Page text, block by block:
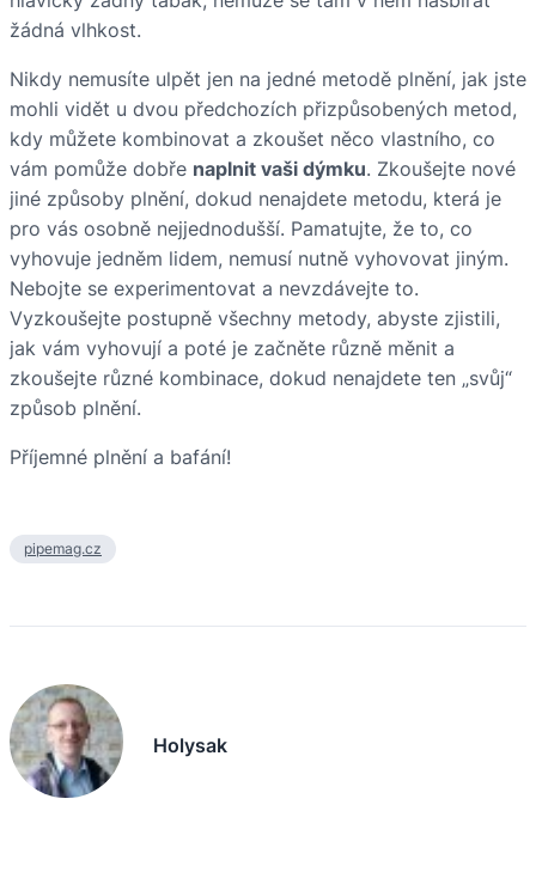
žádná vlhkost.
Nikdy nemusíte ulpět jen na jedné metodě plnění, jak jste
mohli vidět u dvou předchozích přizpůsobených metod,
kdy můžete kombinovat a zkoušet něco vlastního, co
vám pomůže dobře naplnit vaši dýmku. Zkoušejte nové
jiné způsoby plnění, dokud nenajdete metodu, která je
pro vás osobně nejjednodušší. Pamatujte, že to, co
vyhovuje jedněm lidem, nemusí nutně vyhovovat jiným.
Nebojte se experimentovat a nevzdávejte to.
Vyzkoušejte postupně všechny metody, abyste zjistili,
jak vám vyhovují a poté je začněte různě měnit a
zkoušejte různé kombinace, dokud nenajdete ten „svůj“
způsob plnění.
Příjemné plnění a bafání!
pipemag.cz
Holysak